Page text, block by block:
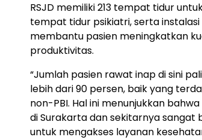
RSJD memiliki 213 tempat tidur
tempat tidur psikiatri, serta
membantu pasien meningkatkan
produktivitas.
“Jumlah pasien rawat inap di sini
lebih dari 90 persen, baik yang
non-PBI. Hal ini menunjukkan
di Surakarta dan sekitarnya sangat
untuk mengakses layanan